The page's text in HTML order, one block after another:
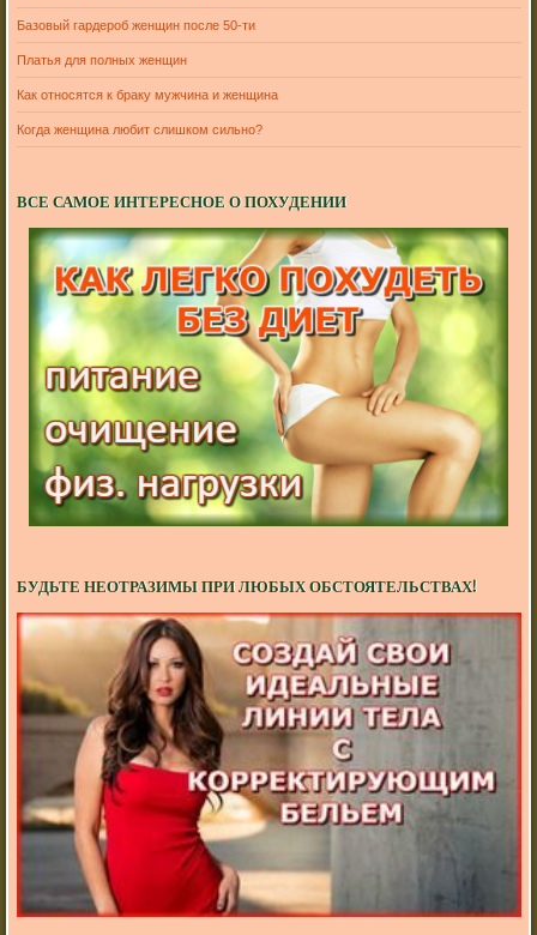
Базовый гардероб женщин после 50-ти
Платья для полных женщин
Как относятся к браку мужчина и женщина
Когда женщина любит слишком сильно?
ВСЕ САМОЕ ИНТЕРЕСНОЕ О ПОХУДЕНИИ
БУДЬТЕ НЕОТРАЗИМЫ ПРИ ЛЮБЫХ ОБСТОЯТЕЛЬСТВАХ!